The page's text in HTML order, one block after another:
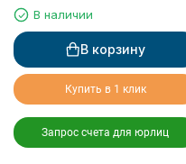
для питьевой воды, хром
В наличии
В корзину
Купить в 1 клик
Запрос счета для юрлиц